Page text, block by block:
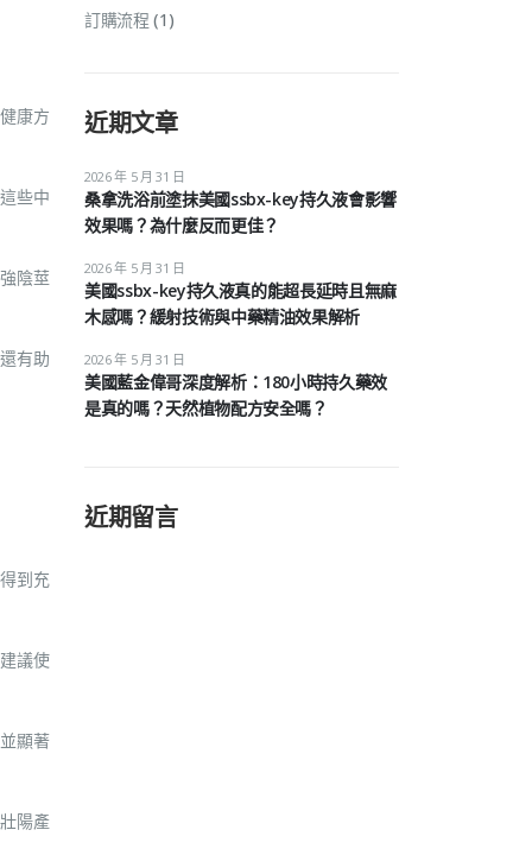
康方
些中
陰莖
有助
到充
議使
顯著
陽產
訂購流程 (1)
近期文章
桑拿洗浴前塗抹美國ssbx-key持久液會影響
效果嗎？為什麼反而更佳？
2026 年 5 月 31 日
美國ssbx-key持久液真的能超長延時且無麻
木感嗎？緩射技術與中藥精油效果解析
2026 年 5 月 31 日
美國藍金偉哥深度解析：180小時持久藥效
是真的嗎？天然植物配方安全嗎？
2026 年 5 月 31 日
近期留言